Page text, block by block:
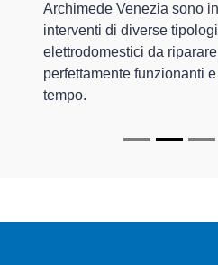
Archimede Venezia sono
interventi di diverse
elettrodomestici da
perfettamente funzionanti
tempo.